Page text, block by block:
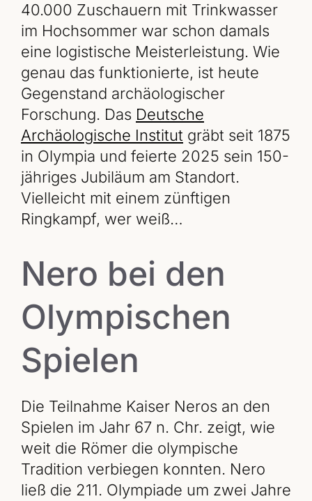
40.000 Zuschauern mit Trinkwasser
im Hochsommer war schon damals
eine logistische Meisterleistung. Wie
genau das funktionierte, ist heute
Gegenstand archäologischer
Forschung. Das Deutsche
Archäologische Institut gräbt seit 1875
in Olympia und feierte 2025 sein 150-
jähriges Jubiläum am Standort.
Vielleicht mit einem zünftigen
Ringkampf, wer weiß…
Nero bei den
Olympischen
Spielen
Die Teilnahme Kaiser Neros an den
Spielen im Jahr 67 n. Chr. zeigt, wie
weit die Römer die olympische
Tradition verbiegen konnten. Nero
ließ die 211. Olympiade um zwei Jahre